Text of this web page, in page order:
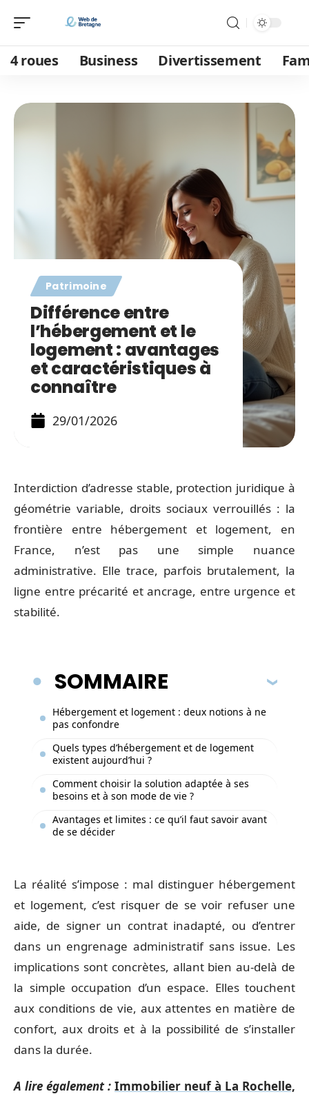
4 roues Business Divertissement
Patrimoine
Différence entre
l’hébergement et le
logement : avantages
et caractéristiques à
connaître
29/01/2026
Interdiction d’adresse stable, protection juridique à
géométrie variable, droits sociaux verrouillés : la
frontière entre hébergement et logement, en
France, n’est pas une simple nuance
administrative. Elle trace, parfois brutalement, la
ligne entre précarité et ancrage, entre urgence et
stabilité.
SOMMAIRE
Hébergement et logement : deux notions à ne
pas confondre
Quels types d’hébergement et de logement
existent aujourd’hui ?
Comment choisir la solution adaptée à ses
besoins et à son mode de vie ?
Avantages et limites : ce qu’il faut savoir avant
de se décider
La réalité s’impose : mal distinguer hébergement
et logement, c’est risquer de se voir refuser une
aide, de signer un contrat inadapté, ou d’entrer
dans un engrenage administratif sans issue. Les
implications sont concrètes, allant bien au-delà de
la simple occupation d’un espace. Elles touchent
aux conditions de vie, aux attentes en matière de
confort, aux droits et à la possibilité de s’installer
dans la durée.
A lire également : Immobilier neuf à La Rochelle,